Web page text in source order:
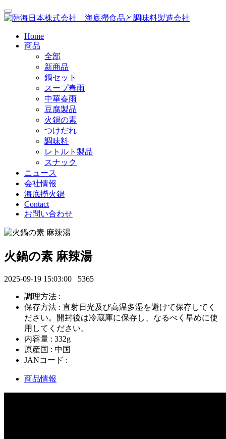
Home
商品
全部
新商品
鍋セット
スープ春雨
中華春雨
豆腐製品
火鍋の素
つけだれ
調味料
レトルト製品
スナック
ニュース
会社情報
海底撈火鍋
Contact
お問い合わせ
火鍋の素 麻辣湯
2025-09-19 15:03:00 5365
調理方法 :
保存方法 : 直射日光及び高温多湿を避けて保存してく
ださい。開封後は冷蔵庫に保存し、なるべく早めに使
用してください。
内容量 : 332g
原産国 : 中国
JANコード :
商品情報